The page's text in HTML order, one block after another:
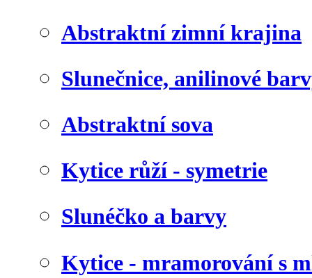
Abstraktní zimní krajina
Slunečnice, anilinové
Abstraktní sova
Kytice růží - symetrie
Slunéčko a barvy
Kytice - mramorování s